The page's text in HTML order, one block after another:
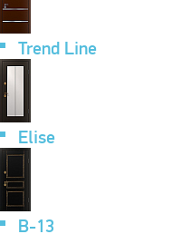
Trend Line
Elise
B-13